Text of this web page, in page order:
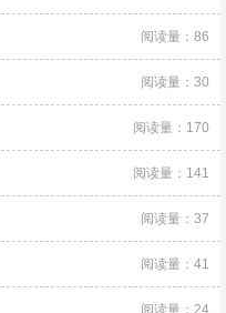
阅读量：86
阅读量：30
阅读量：170
阅读量：141
阅读量：37
阅读量：41
阅读量：24